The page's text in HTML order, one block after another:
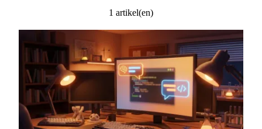
1 artikel(en)